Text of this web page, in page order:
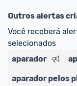
ou
E lembre-se:
comunidade
nossos Admins
Outros alertas
Você receberá
selecionados
aparador
aparador pelos